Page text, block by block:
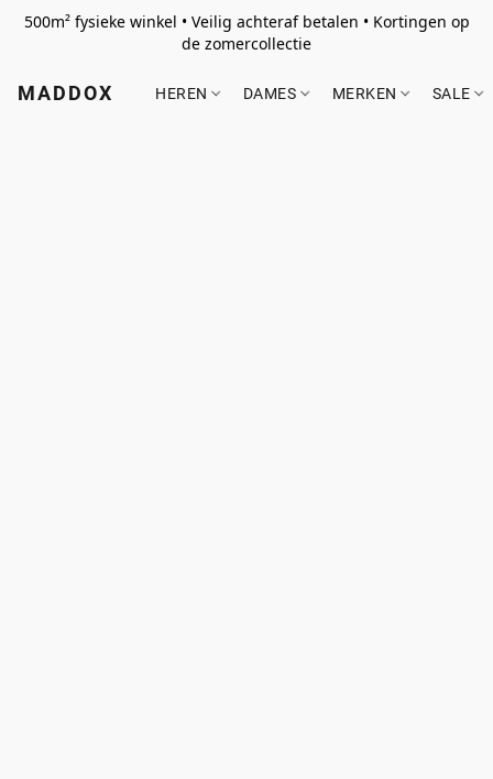
500m² fysieke winkel • Veilig achteraf betalen • Kortingen op
de zomercollectie
MADDOX HEREN DAMES MERKEN SALE